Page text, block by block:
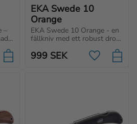
–
till i favoriter
EKA Swede 10
Orange
EKA Swede 10 Orange - en
fällkniv med ett robust drop-
point blad, säkert lås och ett
bekvämt Proflex™-handtag.
Alltid nära till hands!
999 SEK Lägg till i